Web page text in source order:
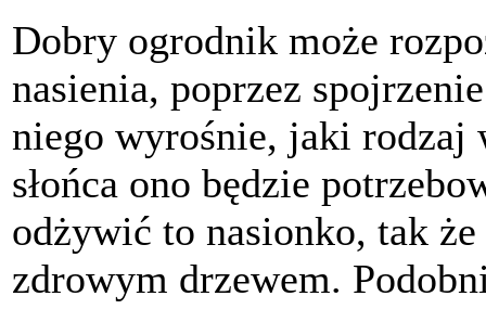
Dobry ogrodnik może
nasienia, poprzez
niego wyrośnie, jaki rodzaj
słońca ono będzie
odżywić to nasionko, tak
zdrowym drzewem.